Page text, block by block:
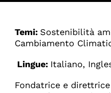
Temi: Sostenibilità
Cambiamento
Lingue: Italiano,
Fondatrice e